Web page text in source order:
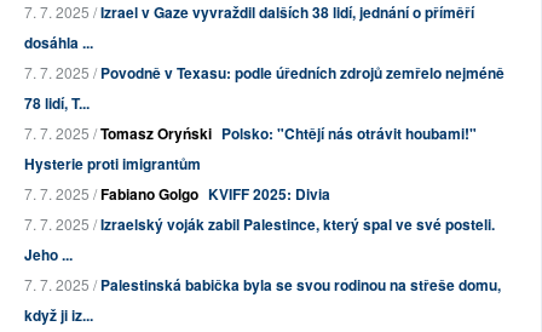
7. 7. 2025 /Izrael v Gaze vyvraždil dalších 38 lidí, jednání o příměří
dosáhla ...
7. 7. 2025 /Povodně v Texasu: podle úředních zdrojů zemřelo nejméně
78 lidí, T...
7. 7. 2025 /Tomasz Oryński Polsko: "Chtějí nás otrávit houbami!"
Hysterie proti imigrantům
7. 7. 2025 /Fabiano Golgo KVIFF 2025: Divia
7. 7. 2025 /Izraelský voják zabil Palestince, který spal ve své posteli.
Jeho ...
7. 7. 2025 /Palestinská babička byla se svou rodinou na střeše domu,
když ji iz...